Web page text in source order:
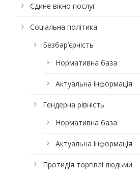
Єдине вікно послуг
Соціальна політика
Безбар’єрність
Нормативна база
Актуальна інформація
Гендерна рівність
Нормативна база
Актуальна інформація
Протидія торгівлі людьми